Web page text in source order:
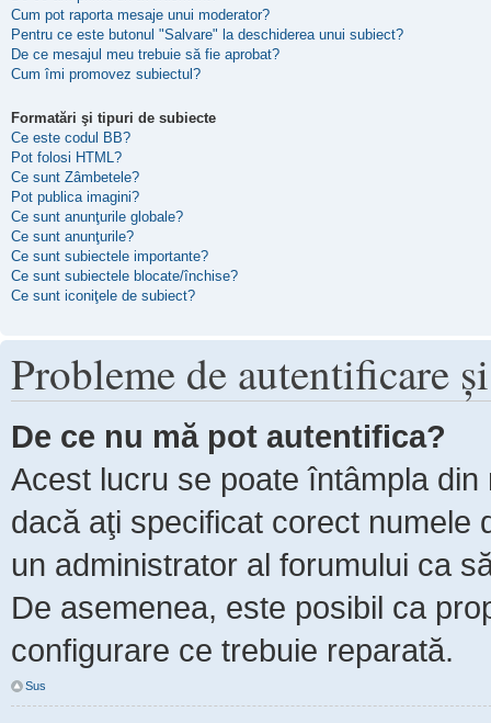
Cum pot raporta mesaje unui moderator?
Pentru ce este butonul "Salvare" la deschiderea unui subiect?
De ce mesajul meu trebuie să fie aprobat?
Cum îmi promovez subiectul?
Formatări şi tipuri de subiecte
Ce este codul BB?
Pot folosi HTML?
Ce sunt Zâmbetele?
Pot publica imagini?
Ce sunt anunţurile globale?
Ce sunt anunţurile?
Ce sunt subiectele importante?
Ce sunt subiectele blocate/închise?
Ce sunt iconiţele de subiect?
Probleme de autentificare
De ce nu mă pot autentifica?
Acest lucru se poate întâmpla
dacă aţi specificat corect numele
un administrator al forumului ca
De asemenea, este posibil ca
configurare ce trebuie reparată.
Sus